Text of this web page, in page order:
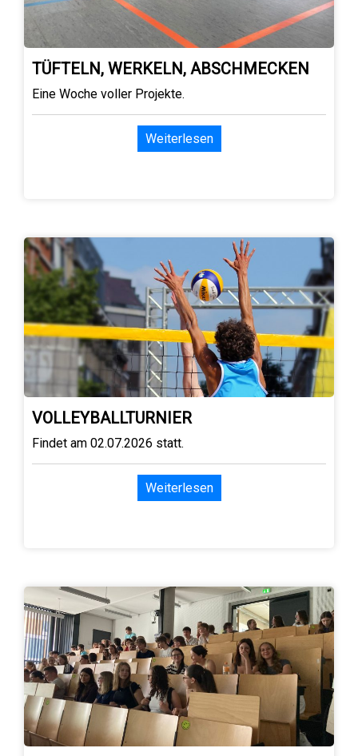
TÜFTELN, WERKELN, ABSCHMECKEN
Eine Woche voller Projekte.
Weiterlesen
VOLLEYBALLTURNIER
Findet am 02.07.2026 statt.
Weiterlesen